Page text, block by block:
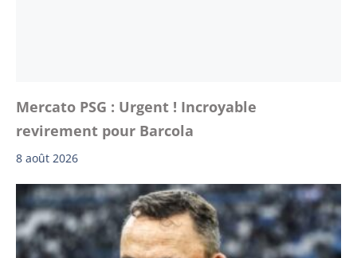
Mercato PSG : Urgent ! Incroyable
revirement pour Barcola
8 août 2026